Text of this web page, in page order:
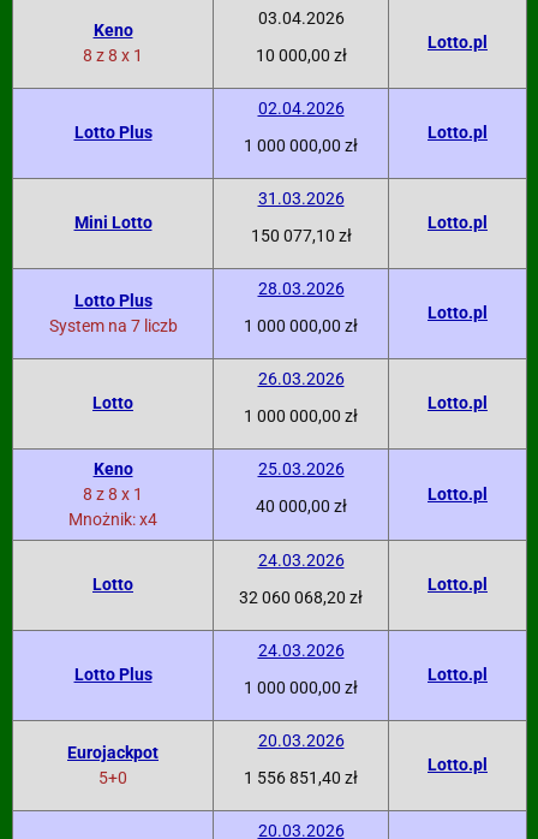
Keno
8 z 8 x 1
03.04.2026
10 000,00 zł
Lotto.pl
Lotto Plus
02.04.2026
1 000 000,00 zł
Lotto.pl
Mini Lotto
31.03.2026
150 077,10 zł
Lotto.pl
Lotto Plus
System na 7 liczb
28.03.2026
1 000 000,00 zł
Lotto.pl
Lotto
26.03.2026
1 000 000,00 zł
Lotto.pl
Keno
8 z 8 x 1
Mnożnik: x4
25.03.2026
40 000,00 zł
Lotto.pl
Lotto
24.03.2026
32 060 068,20 zł
Lotto.pl
Lotto Plus
24.03.2026
1 000 000,00 zł
Lotto.pl
Eurojackpot
5+0
20.03.2026
1 556 851,40 zł
Lotto.pl
20.03.2026